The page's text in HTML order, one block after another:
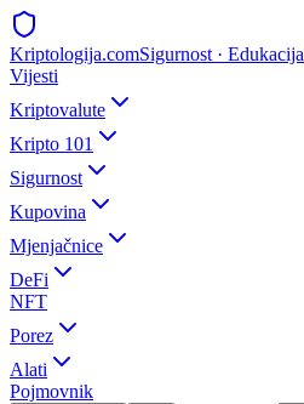
Kriptologija.comSigurnost · Edukacija
Vijesti
Kriptovalute
Kripto 101
Sigurnost
Kupovina
Mjenjačnice
DeFi
NFT
Porez
Alati
Pojmovnik